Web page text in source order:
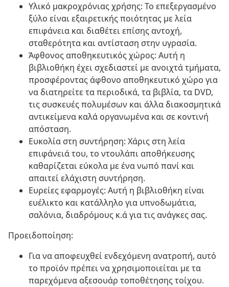
Υλικό μακροχρόνιας χρήσης: Το επεξεργασμένο
ξύλο είναι εξαιρετικής ποιότητας με λεία
επιφάνεια και διαθέτει επίσης αντοχή,
σταθερότητα και αντίσταση στην υγρασία.
Άφθονος αποθηκευτικός χώρος: Αυτή η
βιβλιοθήκη έχει σχεδιαστεί με ανοιχτά τμήματα,
προσφέροντας άφθονο αποθηκευτικό χώρο για
να διατηρείτε τα περιοδικά, τα βιβλία, τα DVD,
τις συσκευές πολυμέσων και άλλα διακοσμητικά
αντικείμενα καλά οργανωμένα και σε κοντινή
απόσταση.
Ευκολία στη συντήρηση: Χάρις στη λεία
επιφάνειά του, το ντουλάπι αποθήκευσης
καθαρίζεται εύκολα με ένα νωπό πανί και
απαιτεί ελάχιστη συντήρηση.
Ευρείες εφαρμογές: Αυτή η βιβλιοθήκη είναι
ευέλικτο και κατάλληλο για υπνοδωμάτια,
σαλόνια, διαδρόμους κ.ά για τις ανάγκες σας.
Προειδοποίηση:
Για να αποφευχθεί ενδεχόμενη ανατροπή, αυτό
το προϊόν πρέπει να χρησιμοποιείται με τα
παρεχόμενα αξεσουάρ τοποθέτησης τοίχου.